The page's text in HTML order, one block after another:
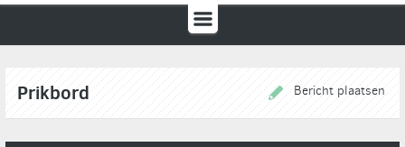
Prikbord Bericht plaatsen